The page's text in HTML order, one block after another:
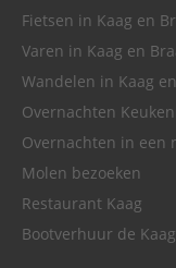
Fietsen in Kaag en
Varen in Kaag en
Wandelen in Kaag
Overnachten
Overnachten in een
Molen bezoeken
Restaurant Kaag
Bootverhuur de Kaag